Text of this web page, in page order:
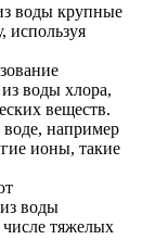
воды крупные
используя
воды хлора,
веществ.
например
ионы, такие
воды
тяжелых